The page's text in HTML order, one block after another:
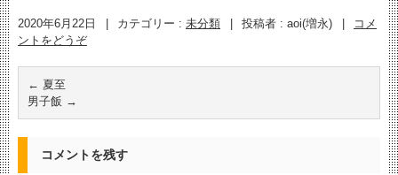
2020年6月22日 カテゴリー : 未分類 投稿者 : aoi(増永)
コメ
ントをどうぞ
← 夏至
男子飯 →
コメントを残す